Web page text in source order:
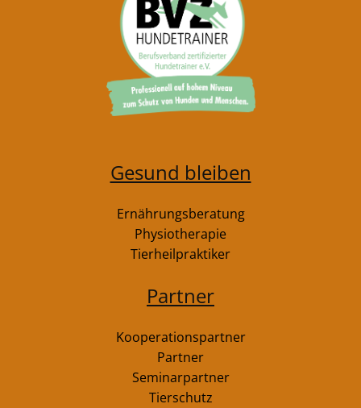
Gesund bleiben
Ernährungsberatung
Physiotherapie
Tierheilpraktiker
Partner
Kooperationspartner
Partner
Seminarpartner
Tierschutz